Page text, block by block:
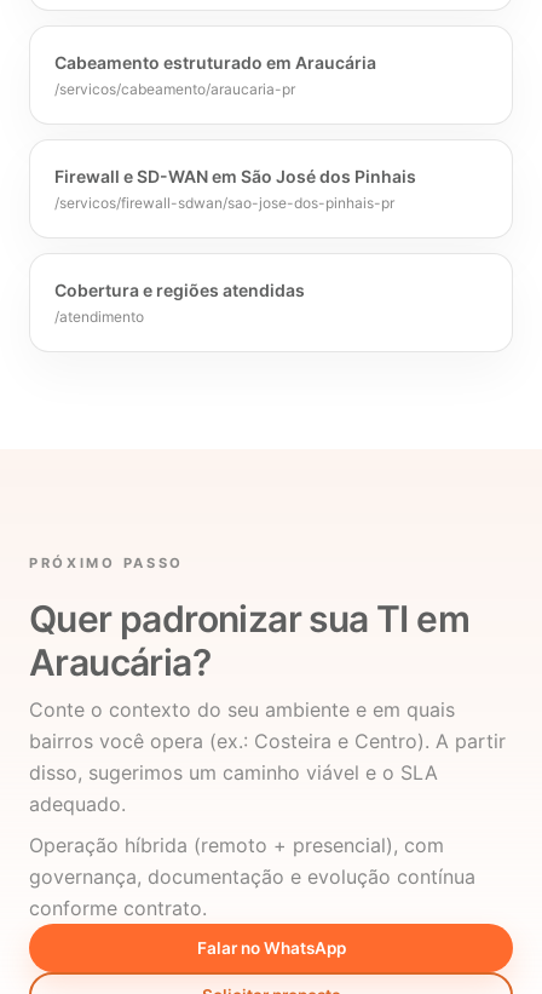
Cabeamento estruturado em Araucária
/servicos/cabeamento/araucaria-pr
Firewall e SD-WAN em São José dos Pinhais
/servicos/firewall-sdwan/sao-jose-dos-pinhais-pr
Cobertura e regiões atendidas
/atendimento
PRÓXIMO PASSO
Quer padronizar sua TI em
Araucária?
Conte o contexto do seu ambiente e em quais
bairros você opera (ex.: Costeira e Centro). A partir
disso, sugerimos um caminho viável e o SLA
adequado.
Operação híbrida (remoto + presencial), com
governança, documentação e evolução contínua
conforme contrato.
Falar no WhatsApp